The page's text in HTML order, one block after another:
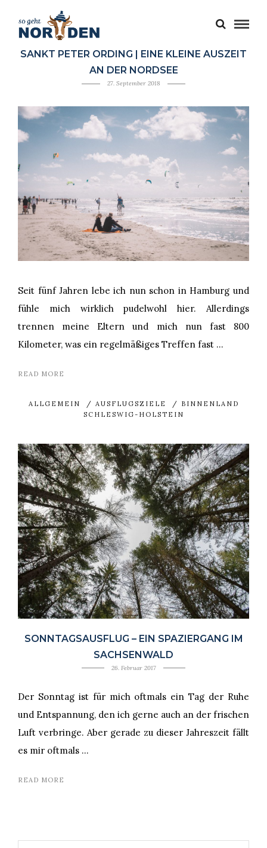
SANKT PETER ORDING | EINE KLEINE AUSZEIT
AN DER NORDSEE
27. September 2018
Seit fünf Jahren lebe ich nun schon in Hamburg und
fühle mich wirklich pudelwohl hier. Allerdings
trennen meine Eltern und mich nun fast 800
Kilometer, was ein regelmäßiges Treffen fast …
READ MORE
ALLGEMEIN / AUSFLUGSZIELE / BINNENLAND
SCHLESWIG-HOLSTEIN
SONNTAGSAUSFLUG – EIN SPAZIERGANG IM
SACHSENWALD
26. Februar 2017
Der Sonntag ist für mich oftmals ein Tag der Ruhe
und Entspannung, den ich gerne auch an der frischen
Luft verbringe. Aber gerade zu dieser Jahreszeit fällt
es mir oftmals …
READ MORE